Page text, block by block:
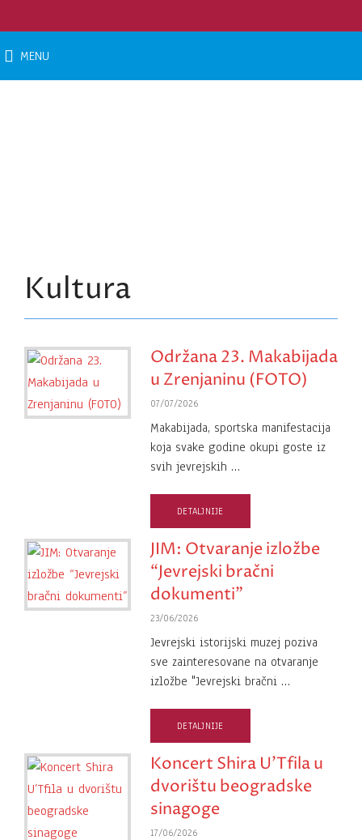
MENU
Kultura
Održana 23. Makabijada
u Zrenjaninu (FOTO)
07/07/2026
Makabijada, sportska manifestacija
koja svake godine okupi goste iz
svih jevrejskih …
DETALJNIJE
JIM: Otvaranje izložbe
“Jevrejski bračni
dokumenti”
23/06/2026
Jevrejski istorijski muzej poziva
sve zainteresovane na otvaranje
izložbe "Jevrejski bračni …
DETALJNIJE
Koncert Shira U’Tfila u
dvorištu beogradske
sinagoge
17/06/2026